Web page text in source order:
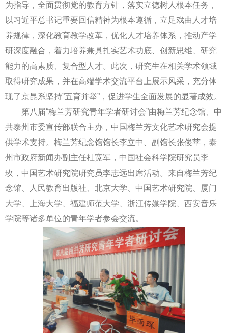
为指导，全面贯彻党的教育方针，落实立德树人根本任务，
以习近平总书记重要回信精神为根本遵循，立足戏曲人才培
养规律，深化教育教学改革，优化人才培养体系，推动产学
研深度融合，着力培养兼具扎实艺术功底、创新思维、研究
能力的高素质、复合型人才。此次，研究生在相关学术领域
取得研究成果，并在高端学术交流平台上展示风采，充分体
现了京昆系坚持”五育并举”，促进学生全面发展的显著成效。
第八届“梅兰芳研究青年学者研讨会”由梅兰芳纪念馆、中
共泰州市委宣传部联合主办，中国梅兰芳文化艺术研究会提
供学术支持。梅兰芳纪念馆馆长李立中、副馆长张俊苹，泰
州市政府新闻办副主任杜宽军，中国社会科学院研究员李
玫，中国艺术研究院研究员李志远出席活动。来自梅兰芳纪
念馆、人民教育出版社、北京大学、中国艺术研究院、厦门
大学、上海大学、福建师范大学、浙江传媒学院、西安音乐
学院等诸多单位的青年学者参会交流。